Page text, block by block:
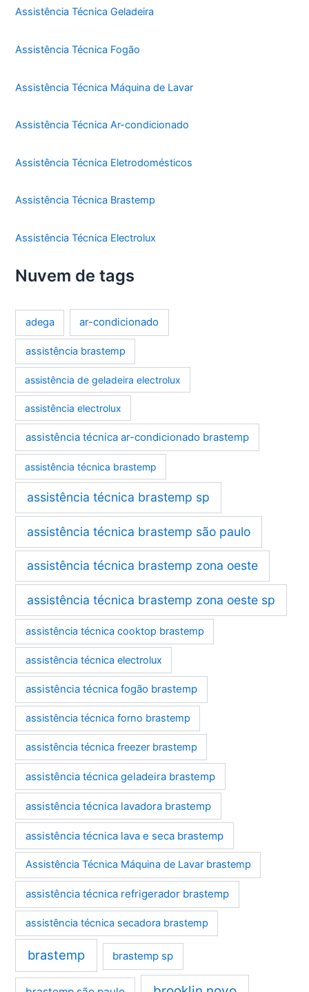
Assistência Técnica Geladeira
Assistência Técnica Fogão
Assistência Técnica Máquina de Lavar
Assistência Técnica Ar-condicionado
Assistência Técnica Eletrodomésticos
Assistência Técnica Brastemp
Assistência Técnica Electrolux
Nuvem de tags
adega ar-condicionado
assistência brastemp
assistência de geladeira electrolux
assistência electrolux
assistência técnica ar-condicionado brastemp
assistência técnica brastemp
assistência técnica brastemp sp
assistência técnica brastemp são paulo
assistência técnica brastemp zona oeste
assistência técnica brastemp zona oeste sp
assistência técnica cooktop brastemp
assistência técnica electrolux
assistência técnica fogão brastemp
assistência técnica forno brastemp
assistência técnica freezer brastemp
assistência técnica geladeira brastemp
assistência técnica lavadora brastemp
assistência técnica lava e seca brastemp
Assistência Técnica Máquina de Lavar brastemp
assistência técnica refrigerador brastemp
assistência técnica secadora brastemp
brastemp brastemp sp